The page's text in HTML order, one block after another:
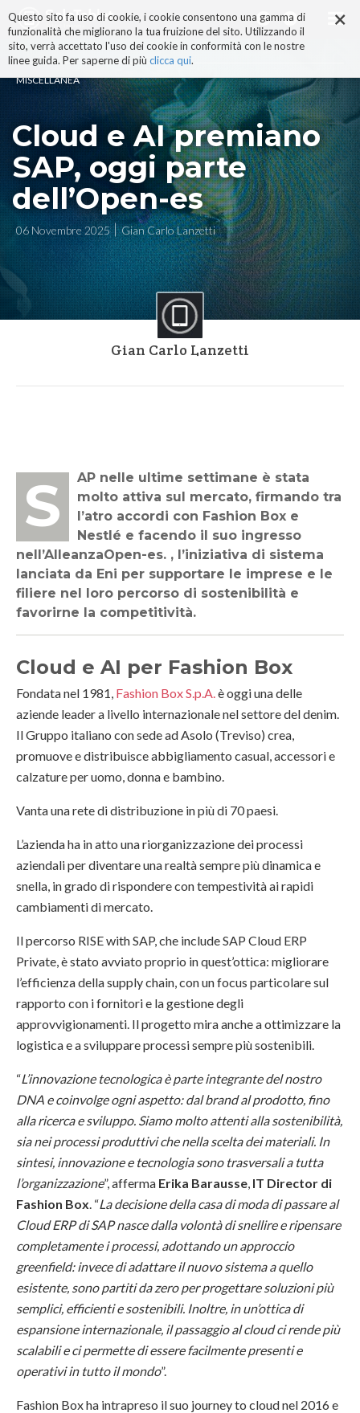
×
Questo sito fa uso di cookie, i cookie consentono una gamma di
funzionalità che migliorano la tua fruizione del sito. Utilizzando il
sito, verrà accettato l'uso dei cookie in conformità con le nostre
linee guida. Per saperne di più clicca qui.
ai
contenuti.
|
alla
navigazione
MISCELLANEA
Cloud e AI premiano
SAP, oggi parte
dell’Open-es
06 Novembre 2025 Gian Carlo Lanzetti
Gian Carlo Lanzetti
SAP nelle ultime settimane è stata
molto attiva sul mercato, firmando tra
l’atro accordi con Fashion Box e
Nestlé e facendo il suo ingresso
nell’AlleanzaOpen-es. , l’iniziativa di sistema
lanciata da Eni per supportare le imprese e le
filiere nel loro percorso di sostenibilità e
favorirne la competitività.
Cloud e AI per Fashion Box
Fondata nel 1981, Fashion Box S.p.A.è oggi una delle
aziende leader a livello internazionale nel settore del denim.
Il Gruppo italiano con sede ad Asolo (Treviso) crea,
promuove e distribuisce abbigliamento casual, accessori e
calzature per uomo, donna e bambino.
Vanta una rete di distribuzione in più di 70 paesi.
L’azienda ha in atto una riorganizzazione dei processi
aziendali per diventare una realtà sempre più dinamica e
snella, in grado di rispondere con tempestività ai rapidi
cambiamenti di mercato.
Il percorso RISE with SAP, che include SAP Cloud ERP
Private, è stato avviato proprio in quest’ottica: migliorare
l’efficienza della supply chain, con un focus particolare sul
rapporto con i fornitori e la gestione degli
approvvigionamenti. Il progetto mira anche a ottimizzare la
logistica e a sviluppare processi sempre più sostenibili.
“L’innovazione tecnologica è parte integrante del nostro
DNA e coinvolge ogni aspetto: dal brand al prodotto, fino
alla ricerca e sviluppo. Siamo molto attenti alla sostenibilità,
sia nei processi produttivi che nella scelta dei materiali. In
sintesi, innovazione e tecnologia sono trasversali a tutta
l’organizzazione”, afferma Erika Barausse, IT Director di
Fashion Box. “La decisione della casa di moda di passare al
Cloud ERP di SAP nasce dalla volontà di snellire e ripensare
completamente i processi, adottando un approccio
greenfield: invece di adattare il nuovo sistema a quello
esistente, sono partiti da zero per progettare soluzioni più
semplici, efficienti e sostenibili. Inoltre, in un’ottica di
espansione internazionale, il passaggio al cloud ci rende più
scalabili e ci permette di essere facilmente presenti e
operativi in tutto il mondo”.
Fashion Box ha intrapreso il suo journey to cloud nel 2016 e